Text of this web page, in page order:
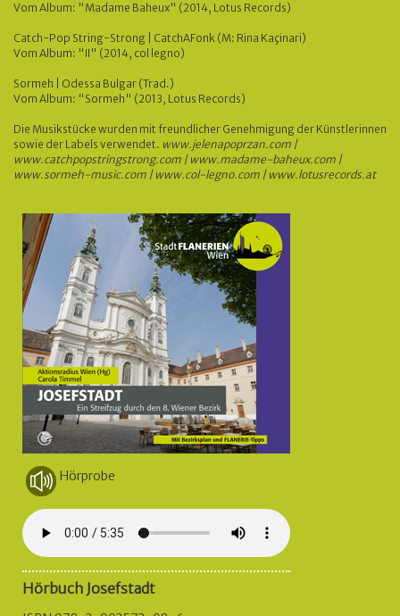
Vom Album: "Madame Baheux" (2014, Lotus Records)
Catch-Pop String-Strong | CatchAFonk (M: Rina Kaçinari)
Vom Album: "II" (2014, col legno)
Sormeh | Odessa Bulgar (Trad.)
Vom Album: "Sormeh" (2013, Lotus Records)
Die Musikstücke wurden mit freundlicher Genehmigung der Künstlerinnen
sowie der Labels verwendet. www.jelenapoprzan.com |
www.catchpopstringstrong.com | www.madame-baheux.com |
www.sormeh-music.com | www.col-legno.com | www.lotusrecords.at
Hörprobe
Hörbuch Josefstadt